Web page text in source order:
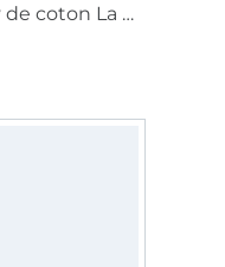
Tissu jersey de coton La Pat' Patrouille Girls Team, rose fuchsia